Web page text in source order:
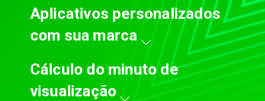
Aplicativos personalizados
com sua marca
Cálculo do minuto de
visualização